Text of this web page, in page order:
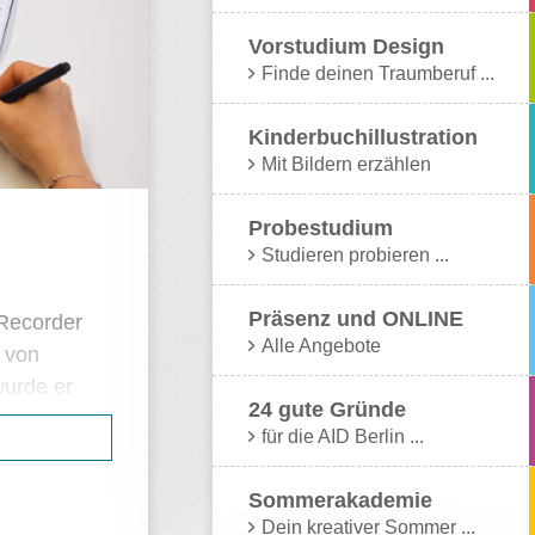
klar
direkt
Miriam
über
er
seiner
Vorstudium Design
Finde deinen Traumberuf ...
Kinderbuchillustration
Mit Bildern erzählen
Probestudium
Studieren probieren ...
Präsenz und ONLINE
Alle Angebote
24 gute Gründe
für die AID Berlin ...
Sommerakademie
Dein kreativer Sommer ...